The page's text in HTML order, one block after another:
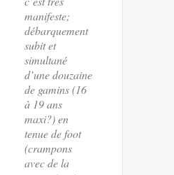
manifeste;
débarquement
subit et
simultané
d’une douzaine
de gamins (16
à 19 ans
maxi?) en
tenue de foot
(crampons
avec de la